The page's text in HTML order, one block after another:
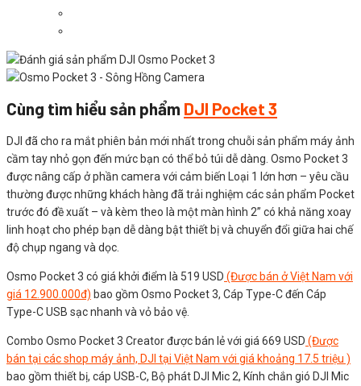
Cùng tìm hiểu sản phẩm DJI Pocket 3
DJI đã cho ra mắt phiên bản mới nhất trong chuỗi sản phẩm máy ảnh
cầm tay nhỏ gọn đến mức bạn có thể bỏ túi dễ dàng. Osmo Pocket 3
được nâng cấp ở phần camera với cảm biến Loại 1 lớn hơn – yêu cầu
thường được những khách hàng đã trải nghiệm các sản phẩm Pocket
trước đó đề xuất – và kèm theo là một màn hình 2” có khả năng xoay
linh hoạt cho phép bạn dễ dàng bật thiết bị và chuyển đổi giữa hai chế
độ chụp ngang và dọc.
Osmo Pocket 3 có giá khởi điểm là 519 USD (Được bán ở Việt Nam với
giá 12.900.000đ) bao gồm Osmo Pocket 3, Cáp Type-C đến Cáp
Type-C USB sạc nhanh và vỏ bảo vệ.
Combo Osmo Pocket 3 Creator được bán lẻ với giá 669 USD (Được
bán tại các shop máy ảnh, DJI tại Việt Nam với giá khoảng 17.5 triệu )
bao gồm thiết bị, cáp USB-C, Bộ phát DJI Mic 2, Kính chắn gió DJI Mic